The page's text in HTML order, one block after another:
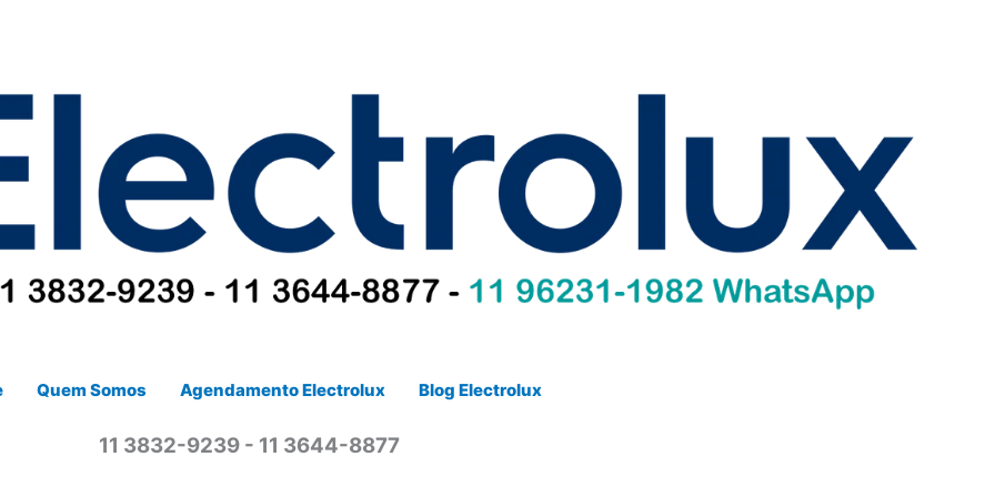
Quem Somos Agendamento Electrolux Blog Electrolux
11 3832-9239 - 11 3644-8877